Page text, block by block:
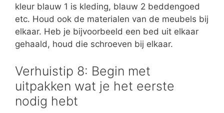
kleur blauw 1 is kleding, blauw 2 beddengoed
etc. Houd ook de materialen van de meubels bij
elkaar. Heb je bijvoorbeeld een bed uit elkaar
gehaald, houd die schroeven bij elkaar.
Verhuistip 8: Begin met
uitpakken wat je het eerste
nodig hebt